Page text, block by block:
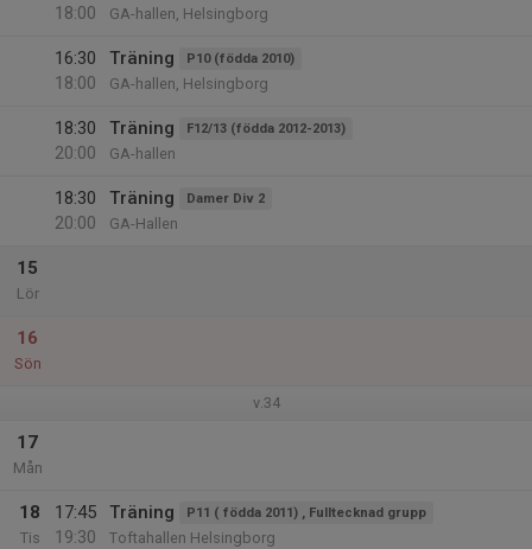
18:00
GA-hallen, Helsingborg
16:30
18:00
Träning P10 (födda 2010)
GA-hallen, Helsingborg
18:30
20:00
Träning F12/13 (födda 2012-2013)
GA-hallen
18:30
20:00
Träning Damer Div 2
GA-Hallen
15
Lör
16
Sön
v.34
17
Mån
18
Tis
17:45
19:30
Träning P11 ( födda 2011) , Fulltecknad grupp
Toftahallen Helsingborg